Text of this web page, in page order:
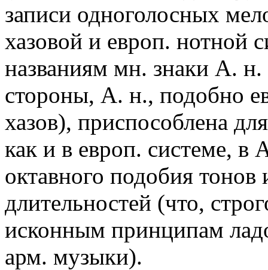
записи одноголосных
хазовой и европ. нотной
названиям мн. знаки А.
стороны, А. н., подобно
хазов), приспособлена
как и в европ. системе,
октавного подобия
длительностей (что,
исконным принципам
арм. музыки).